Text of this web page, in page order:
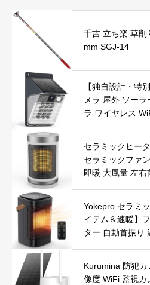
千吉 立ち楽 草
mm SGJ-14
【独自設計・特
メラ 屋外 ソー
ラ ワイヤレス
録画 IP66防水
セラミックヒー
セラミックファ
即暖 大風量 左右
SE認証済 暖房器
Yokepro セラミ
イテム＆速暖】
ター 自動首振り
護【タイマー機
Kurumina 防犯
像度 WiFi 監視カ